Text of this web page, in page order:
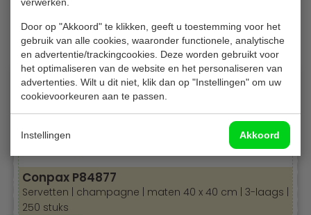
Door op "Akkoord" te klikken, geeft u toestemming voor het
gebruik van alle cookies, waaronder functionele, analytische
en advertentie/trackingcookies. Deze worden gebruikt voor
het optimaliseren van de website en het personaliseren van
advertenties. Wilt u dit niet, klik dan op "Instellingen" om uw
cookievoorkeuren aan te passen.
Instellingen Akkoord
Conpax P84877
Servetten | champagne | maten 40 x 40 cm | 3-laags |
250 stuks